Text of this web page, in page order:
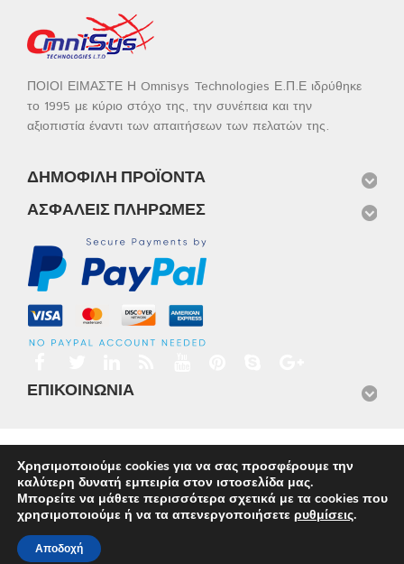
ΠΟΙΟΙ ΕΙΜΑΣΤΕ Η Omnisys Technologies Ε.Π.Ε ιδρύθηκε
το 1995 με κύριο στόχο της, την συνέπεια και την
αξιοπιστία έναντι των απαιτήσεων των πελατών της.
ΔΗΜΟΦΙΛΉ ΠΡΟΪΌΝΤΑ
ΑΣΦΑΛΕΊΣ ΠΛΗΡΩΜΈΣ
ΕΠΙΚΟΙΝΩΝΊΑ
Προϊόντα
Φωτογραφίες
Service
Εταιρικό Προφίλ
Επικοινωνία
© 2026Omnisys
Χρησιμοποιούμε cookies για να σας προσφέρουμε την
καλύτερη δυνατή εμπειρία στον ιστοσελίδα μας.
Μπορείτε να μάθετε περισσότερα σχετικά με τα cookies που
χρησιμοποιούμε ή να τα απενεργοποιήσετε ρυθμίσεις.
Αποδοχή